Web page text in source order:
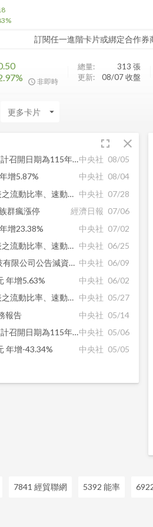
%
訂閱任一進階卡片或綁定合作券
非即時
總量: 313 張
更新:
08/07 收盤
arrow_drop_down
fullscreen close
【公告】西勝115年第二季財務報告董事會預計召開日期為115年8月13日中央社 08/05
增5.87%
中央社 08/04
【公告】西勝115年06月份自結合併財務報表之流動比率、速動比率及負債比率。 中央社 07/28
群瘋漲停
經濟日報 07/06
增23.38%
中央社 07/02
【公告】西勝115年05月份自結合併財務報表之流動比率、速動比率及負債比率。 中央社 06/25
【公告】西勝代重要子公司重慶西勝電子科技有限公司公告減資變更登記完成 中央社 06/09
年增5.63%
中央社 06/02
【公告】西勝115年04月份自結合併財務報表之流動比率、速動比率及負債比率。 中央社 05/27
報告
中央社 05/14
【公告】西勝115年第一季財務報告董事會預計召開日期為115年5月14日中央社 05/06
年增-43.34%
中央社 05/05
7841 經貿聯網 5392 能率